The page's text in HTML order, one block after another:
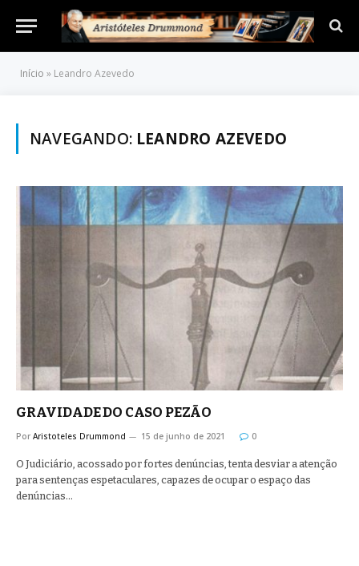
Início » Leandro Azevedo
NAVEGANDO: LEANDRO AZEVEDO
GRAVIDADE DO CASO PEZÃO
Por Aristoteles Drummond 15 de junho de 2021 0
O Judiciário, acossado por fortes denúncias, tenta desviar a atenção
para sentenças espetaculares, capazes de ocupar o espaço das
denúncias…